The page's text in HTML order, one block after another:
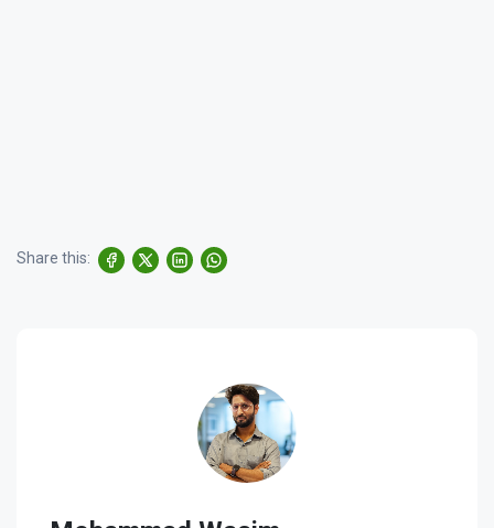
Share this: